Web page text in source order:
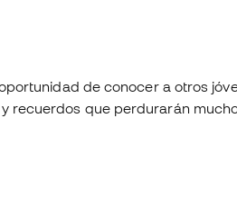
de conocer a otros
recuerdos que perdurarán